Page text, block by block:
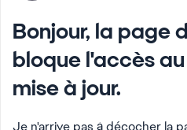
Bonjour, la page
bloque l'accès
mise à jour.
Je n'arrive pas à décocher la